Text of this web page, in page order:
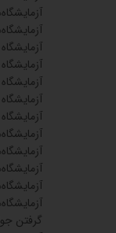
گرفتن